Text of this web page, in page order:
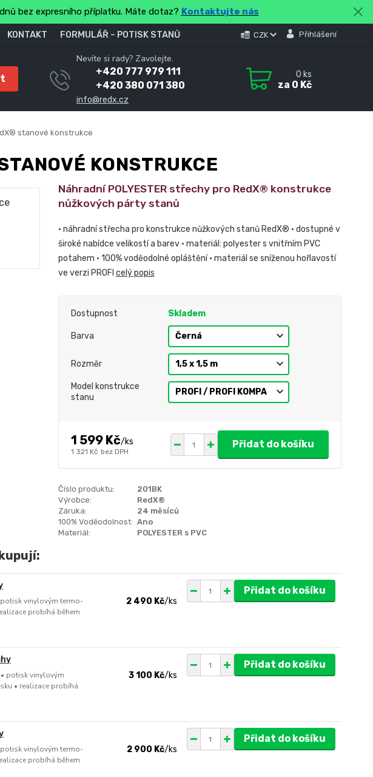
bez expresního příplatku. Máte dotaz? Kontaktujte nás
KONTAKT FORMULÁŘ – POTISK STANŮ CZK Přihlášení
Nevíte si rady? Zavolejte.
+420 777 979 111
+420 380 071 380
info@redx.cz
0 ks
za 0 Kč
stanové konstrukce
KONSTRUKCE
Náhradní POLYESTER střechy pro RedX® konstrukce
nůžkových párty stanů
• náhradní střecha pro konstrukce nůžkových stanů RedX® • dostupné v
široké nabídce velikostí a barev • materiál: polyester s vnitřním PVC
potahem • 100% voděodolné opláštění • materiál se sníženou hořlavostí
ve verzi PROFI celý popis
Dostupnost Skladem
Barva
Rozměr
Model konstrukce
stanu
1 599 Kč/ks
1 321 Kč bez DPH
Přidat do košíku
Číslo produktu:
201BK
Výrobce:
RedX®
Záruka:
24 měsíců
100% Voděodolnost: Ano
Materiál:
POLYESTER s PVC
vinylovým termo-
probíhá během
2 490 Kč/ks
Přidat do košíku
potisk vinylovým
• realizace probíhá
3 100 Kč/ks
Přidat do košíku
vinylovým termo-
probíhá během
2 900 Kč/ks
Přidat do košíku